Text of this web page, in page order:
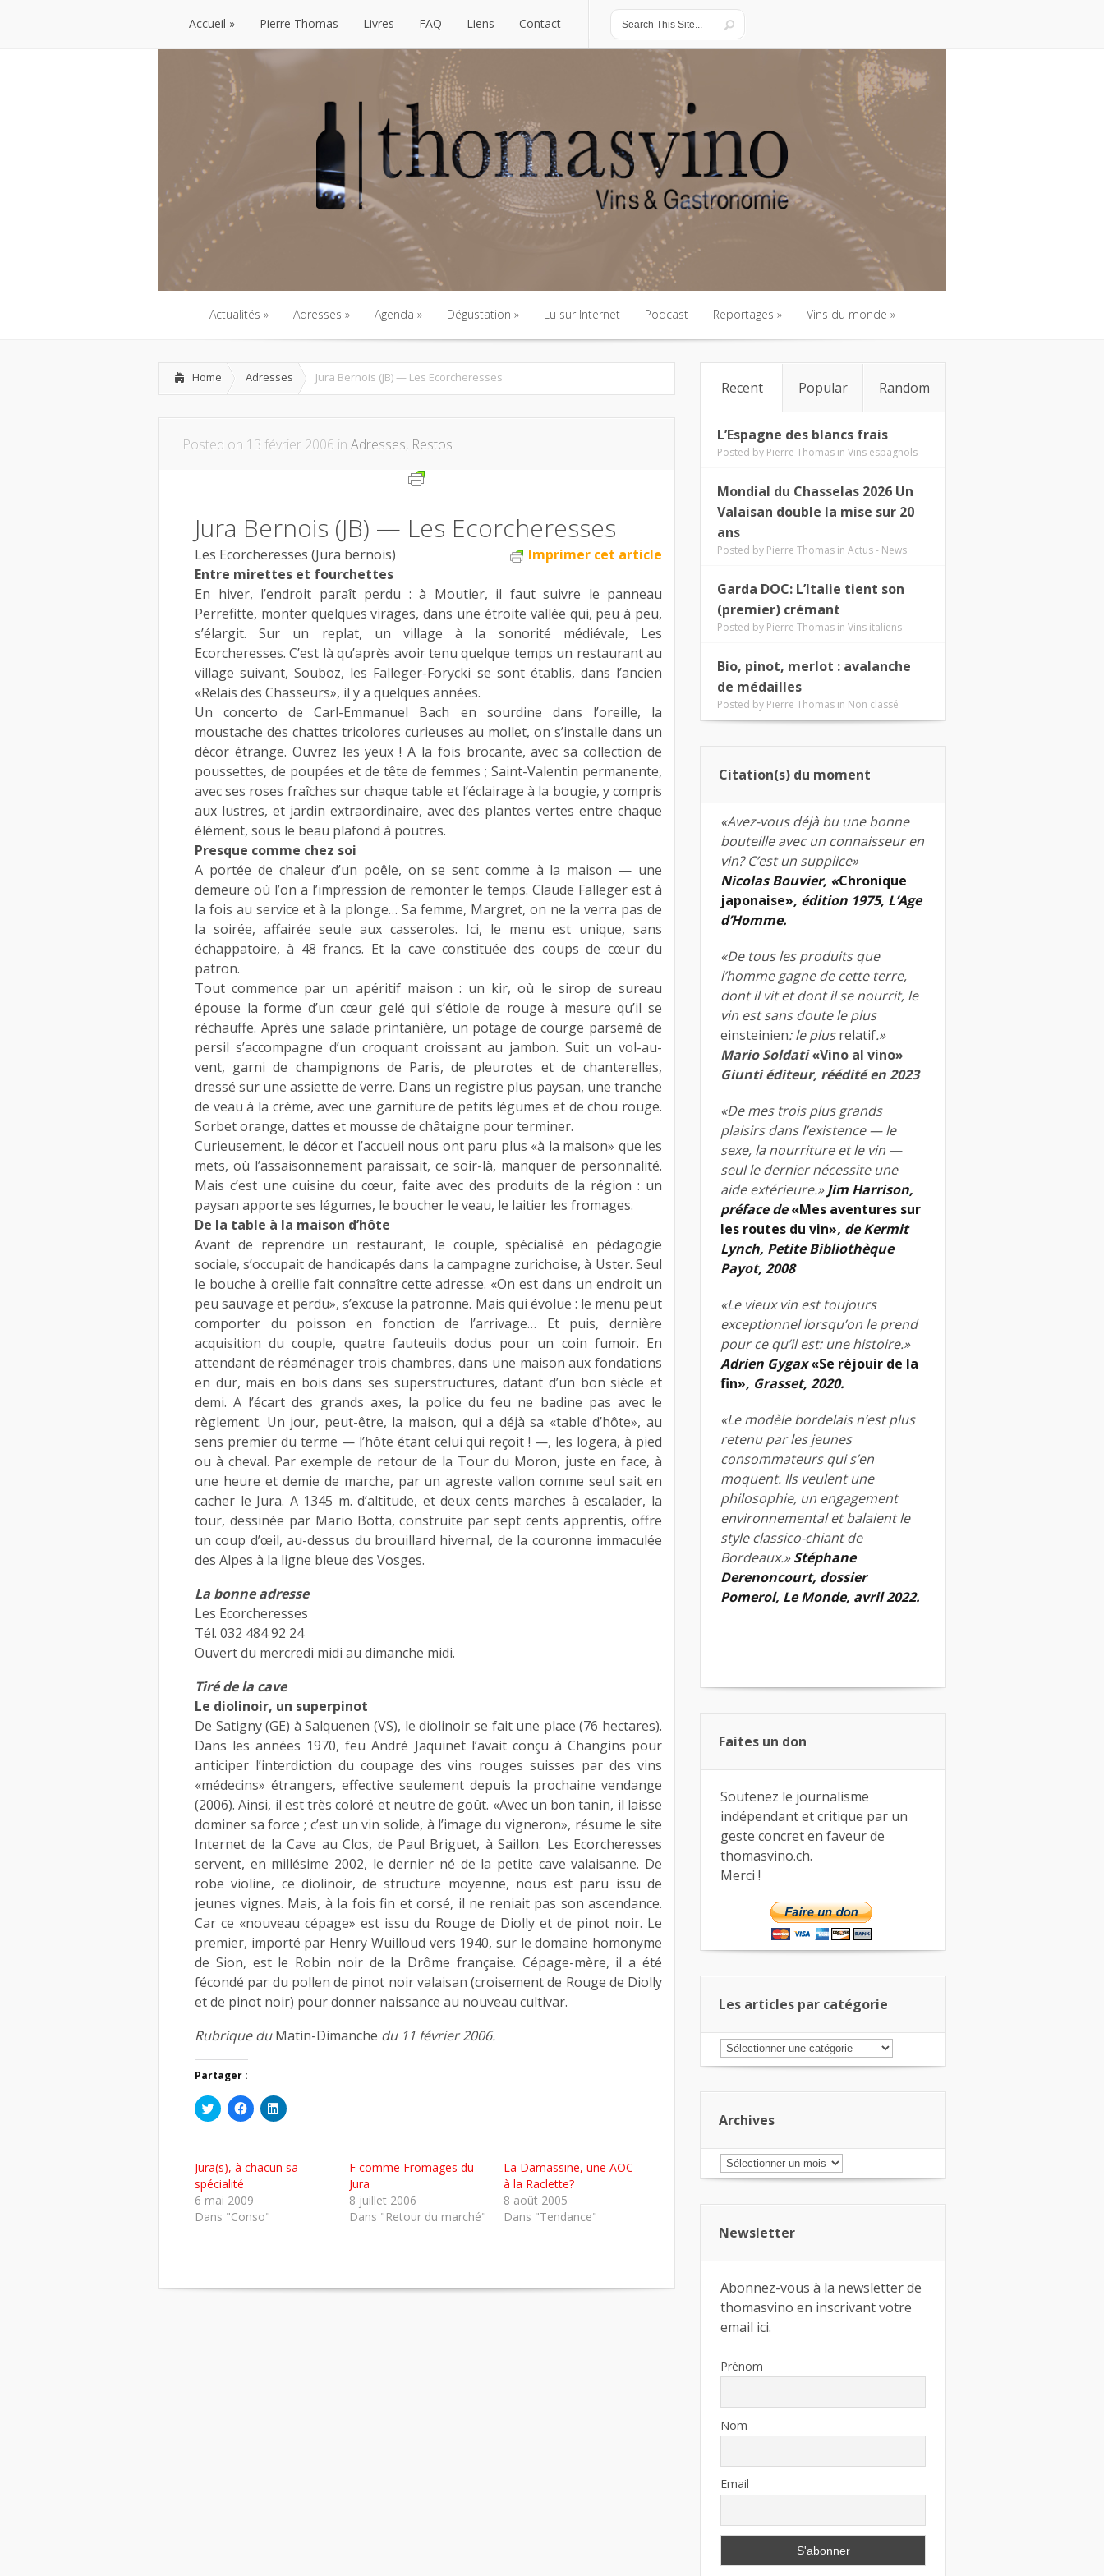
Accueil
Accueil
Pierre Thomas Livres FAQ Liens Contact
Actualités
Actualités
Adresses
Adresses
Agenda
Agenda
Dégustation
Dégustation
Lu sur Internet
Lu sur Internet
Podcast
Podcast
Reportages
Reportages
Vins du monde
Vins du monde
Home Adresses Jura Bernois (JB) — Les Ecorcheresses
Posted on 13 février 2006 in Adresses, Restos
Jura Bernois (JB) — Les Ecorcheresses
Imprimer cet article
Les Ecorcheresses (Jura bernois)
Entre mirettes et fourchettes
En hiver, l’endroit paraît perdu : à Moutier, il faut suivre le panneau
Perrefitte, monter quelques virages, dans une étroite vallée qui, peu à peu,
s’élargit. Sur un replat, un village à la sonorité médiévale, Les
Ecorcheresses. C’est là qu’après avoir tenu quelque temps un restaurant au
village suivant, Souboz, les Falleger-Forycki se sont établis, dans l’ancien
«Relais des Chasseurs», il y a quelques années.
Un concerto de Carl-Emmanuel Bach en sourdine dans l’oreille, la
moustache des chattes tricolores curieuses au mollet, on s’installe dans un
décor étrange. Ouvrez les yeux ! A la fois brocante, avec sa collection de
poussettes, de poupées et de tête de femmes ; Saint-Valentin permanente,
avec ses roses fraîches sur chaque table et l’éclairage à la bougie, y compris
aux lustres, et jardin extraordinaire, avec des plantes vertes entre chaque
élément, sous le beau plafond à poutres.
Presque comme chez soi
A portée de chaleur d’un poêle, on se sent comme à la maison — une
demeure où l’on a l’impression de remonter le temps. Claude Falleger est à
la fois au service et à la plonge… Sa femme, Margret, on ne la verra pas de
la soirée, affairée seule aux casseroles. Ici, le menu est unique, sans
échappatoire, à 48 francs. Et la cave constituée des coups de cœur du
patron.
Tout commence par un apéritif maison : un kir, où le sirop de sureau
épouse la forme d’un cœur gelé qui s’étiole de rouge à mesure qu’il se
réchauffe. Après une salade printanière, un potage de courge parsemé de
persil s’accompagne d’un croquant croissant au jambon. Suit un vol-au-
vent, garni de champignons de Paris, de pleurotes et de chanterelles,
dressé sur une assiette de verre. Dans un registre plus paysan, une tranche
de veau à la crème, avec une garniture de petits légumes et de chou rouge.
Sorbet orange, dattes et mousse de châtaigne pour terminer.
Curieusement, le décor et l’accueil nous ont paru plus «à la maison» que les
mets, où l’assaisonnement paraissait, ce soir-là, manquer de personnalité.
Mais c’est une cuisine du cœur, faite avec des produits de la région : un
paysan apporte ses légumes, le boucher le veau, le laitier les fromages.
De la table à la maison d’hôte
Avant de reprendre un restaurant, le couple, spécialisé en pédagogie
sociale, s’occupait de handicapés dans la campagne zurichoise, à Uster. Seul
le bouche à oreille fait connaître cette adresse. «On est dans un endroit un
peu sauvage et perdu», s’excuse la patronne. Mais qui évolue : le menu peut
comporter du poisson en fonction de l’arrivage… Et puis, dernière
acquisition du couple, quatre fauteuils dodus pour un coin fumoir. En
attendant de réaménager trois chambres, dans une maison aux fondations
en dur, mais en bois dans ses superstructures, datant d’un bon siècle et
demi. A l’écart des grands axes, la police du feu ne badine pas avec le
règlement. Un jour, peut-être, la maison, qui a déjà sa «table d’hôte», au
sens premier du terme — l’hôte étant celui qui reçoit ! —, les logera, à pied
ou à cheval. Par exemple de retour de la Tour du Moron, juste en face, à
une heure et demie de marche, par un agreste vallon comme seul sait en
cacher le Jura. A 1345 m. d’altitude, et deux cents marches à escalader, la
tour, dessinée par Mario Botta, construite par sept cents apprentis, offre
un coup d’œil, au-dessus du brouillard hivernal, de la couronne immaculée
des Alpes à la ligne bleue des Vosges.
La bonne adresse
Les Ecorcheresses
Tél. 032 484 92 24
Ouvert du mercredi midi au dimanche midi.
Tiré de la cave
Le diolinoir, un superpinot
De Satigny (GE) à Salquenen (VS), le diolinoir se fait une place (76 hectares).
Dans les années 1970, feu André Jaquinet l’avait conçu à Changins pour
anticiper l’interdiction du coupage des vins rouges suisses par des vins
«médecins» étrangers, effective seulement depuis la prochaine vendange
(2006). Ainsi, il est très coloré et neutre de goût. «Avec un bon tanin, il laisse
dominer sa force ; c’est un vin solide, à l’image du vigneron», résume le site
Internet de la Cave au Clos, de Paul Briguet, à Saillon. Les Ecorcheresses
servent, en millésime 2002, le dernier né de la petite cave valaisanne. De
robe violine, ce diolinoir, de structure moyenne, nous est paru issu de
jeunes vignes. Mais, à la fois fin et corsé, il ne reniait pas son ascendance.
Car ce «nouveau cépage» est issu du Rouge de Diolly et de pinot noir. Le
premier, importé par Henry Wuilloud vers 1940, sur le domaine homonyme
de Sion, est le Robin noir de la Drôme française. Cépage-mère, il a été
fécondé par du pollen de pinot noir valaisan (croisement de Rouge de Diolly
et de pinot noir) pour donner naissance au nouveau cultivar.
Rubrique duMatin-Dimanche du 11 février 2006.
Partager :
Cliquez
pour
dans
une
nouvelle
fenêtre)
Cliquez
pour
dans
une
Cliquez
pour
une
Jura(s), à chacun sa
spécialité
6 mai 2009
Dans "Conso"
F comme Fromages du
Jura
8 juillet 2006
Dans "Retour du marché"
La Damassine, une AOC
à la Raclette?
8 août 2005
Dans "Tendance"
Recent Popular Random
L’Espagne des blancs frais
Posted by Pierre Thomas in Vins espagnols
Mondial du Chasselas 2026 Un
Valaisan double la mise sur 20
ans
Posted by Pierre Thomas in Actus - News
Garda DOC: L’Italie tient son
(premier) crémant
Posted by Pierre Thomas in Vins italiens
Bio, pinot, merlot : avalanche
de médailles
Posted by Pierre Thomas in Non classé
Citation(s) du moment
«Avez-vous déjà bu une bonne
bouteille avec un connaisseur en
vin? C’est un supplice»
Nicolas Bouvier, «Chronique
japonaise», édition 1975, L’Age
d’Homme.
«De tous les produits que
l’homme gagne de cette terre,
dont il vit et dont il se nourrit, le
vin est sans doute le plus
einsteinien: le plusrelatif.»
Mario Soldati«Vino al vino»
Giunti éditeur, réédité en 2023
«De mes trois plus grands
plaisirs dans l’existence — le
sexe, la nourriture et le vin —
seul le dernier nécessite une
aide extérieure.»Jim Harrison,
préface de«Mes aventures sur
les routes du vin», de Kermit
Lynch, Petite Bibliothèque
Payot, 2008
«Le vieux vin est toujours
exceptionnel lorsqu’on le prend
pour ce qu’il est: une histoire.»
Adrien Gygax«Se réjouir de la
fin», Grasset, 2020.
«Le modèle bordelais n’est plus
retenu par les jeunes
consommateurs qui s’en
moquent. Ils veulent une
philosophie, un engagement
environnemental et balaient le
style classico-chiant de
Bordeaux.»Stéphane
Derenoncourt, dossier
Pomerol, Le Monde, avril 2022.
Faites un don
Soutenez le journalisme
indépendant et critique par un
geste concret en faveur de
thomasvino.ch.
Merci !
Les articles par catégorie
Les
articles
Archives
Archives
Newsletter
Abonnez-vous à la newsletter de
thomasvino en inscrivant votre
email ici.
Prénom
Nom
Email